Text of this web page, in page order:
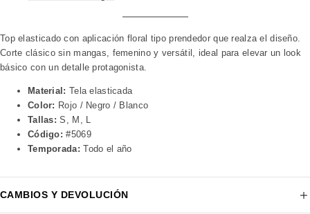
Top elasticado con aplicación floral tipo prendedor que realza el diseño.
Corte clásico sin mangas, femenino y versátil, ideal para elevar un look
básico con un detalle protagonista.
Material: Tela elasticada
Color: Rojo / Negro / Blanco
Tallas: S, M, L
Código: #5069
Temporada: Todo el año
CAMBIOS Y DEVOLUCIÓN